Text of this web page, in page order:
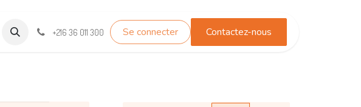
Wamia Marketpalce TEST_WHATSAPP Contactez-nous
+216 36 011 300 Se connecter Contactez-nous